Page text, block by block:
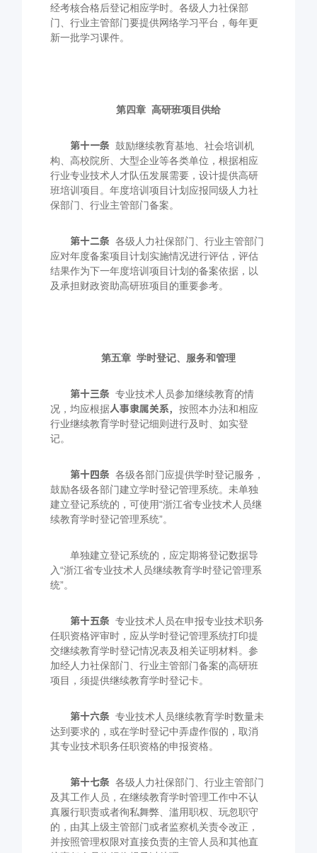
经考核合格后登记相应学时。各级人力社保部
门、行业主管部门要提供网络学习平台，每年更
新一批学习课件。
第四章 高研班项目供给
第十一条 鼓励继续教育基地、社会培训机
构、高校院所、大型企业等各类单位，根据相应
行业专业技术人才队伍发展需要，设计提供高研
班培训项目。年度培训项目计划应报同级人力社
保部门、行业主管部门备案。
第十二条 各级人力社保部门、行业主管部门
应对年度备案项目计划实施情况进行评估，评估
结果作为下一年度培训项目计划的备案依据，以
及承担财政资助高研班项目的重要参考。
第五章 学时登记、服务和管理
第十三条 专业技术人员参加继续教育的情
况，均应根据人事隶属关系，按照本办法和相应
行业继续教育学时登记细则进行及时、如实登
记。
第十四条 各级各部门应提供学时登记服务，
鼓励各级各部门建立学时登记管理系统。未单独
建立登记系统的，可使用“浙江省专业技术人员继
续教育学时登记管理系统”。
单独建立登记系统的，应定期将登记数据导
入“浙江省专业技术人员继续教育学时登记管理系
统”。
第十五条 专业技术人员在申报专业技术职务
任职资格评审时，应从学时登记管理系统打印提
交继续教育学时登记情况表及相关证明材料。参
加经人力社保部门、行业主管部门备案的高研班
项目，须提供继续教育学时登记卡。
第十六条 专业技术人员继续教育学时数量未
达到要求的，或在学时登记中弄虚作假的，取消
其专业技术职务任职资格的申报资格。
第十七条 各级人力社保部门、行业主管部门
及其工作人员，在继续教育学时管理工作中不认
真履行职责或者徇私舞弊、滥用职权、玩忽职守
的，由其上级主管部门或者监察机关责令改正，
并按照管理权限对直接负责的主管人员和其他直